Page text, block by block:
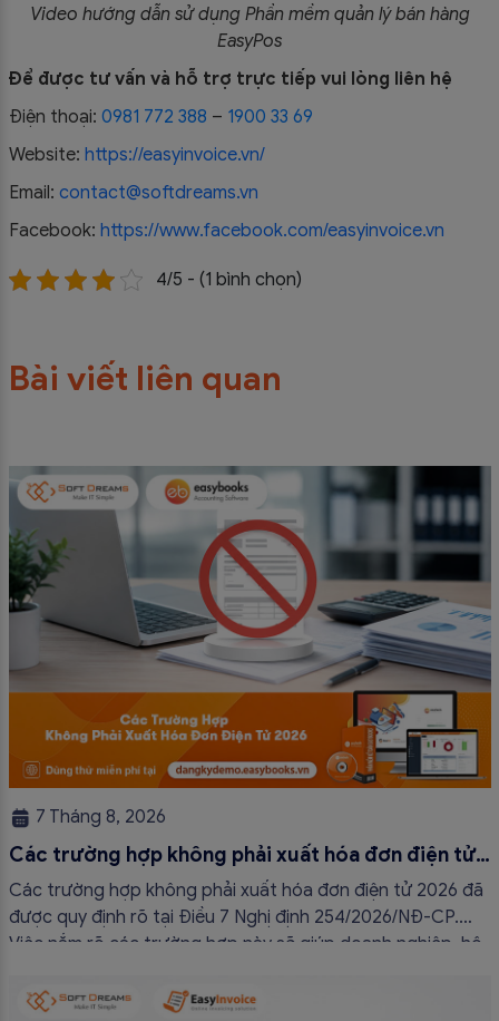
Video hướng dẫn sử dụng Phần mềm quản lý bán hàng
EasyPos
Để được tư vấn và hỗ trợ trực tiếp vui lòng liên hệ
Điện thoại: 0981 772 388 – 1900 33 69
Website: https://easyinvoice.vn/
Email: contact@softdreams.vn
Facebook: https://www.facebook.com/easyinvoice.vn
4/5 - (1 bình chọn)
Bài viết liên quan
7 Tháng 8, 2026
Các trường hợp không phải xuất hóa đơn điện tử
2026
Các trường hợp không phải xuất hóa đơn điện tử 2026 đã
được quy định rõ tại Điều 7 Nghị định 254/2026/NĐ-CP.
Việc nắm rõ các trường hợp này sẽ giúp doanh nghiệp, hộ
tránh lập hóa đơn không cần thiết hoặc áp […]